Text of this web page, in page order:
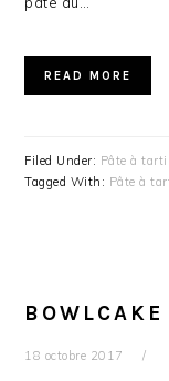
READ MORE
Filed Under: Pâte à
Tagged With: Pâte à
18 octobre 2017